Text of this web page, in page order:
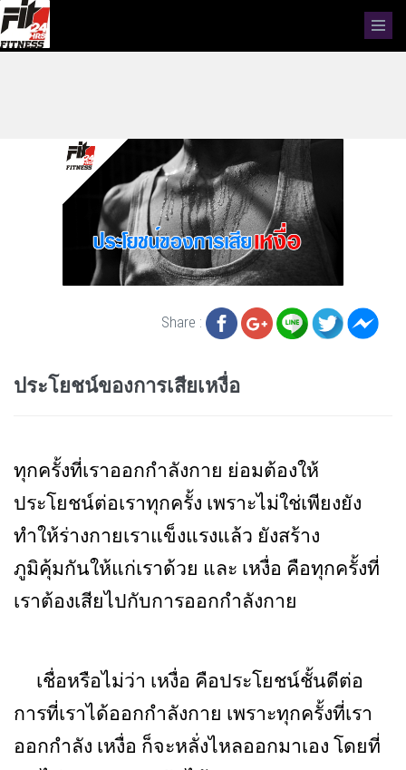
Share :
ประโยชน์ของการเสียเหงื่อ
ทุกครั้งที่เราออกกำลังกาย ย่อมต้องให้
ประโยชน์ต่อเราทุกครั้ง เพราะไม่ใช่เพียงยัง
ทำให้ร่างกายเราแข็งแรงแล้ว ยังสร้าง
ภูมิคุ้มกันให้แก่เราด้วย และ เหงื่อ คือทุกครั้งที่
เราต้องเสียไปกับการออกกำลังกาย
เชื่อหรือไม่ว่า เหงื่อ คือประโยชน์ชั้นดีต่อ
การที่เราได้ออกกำลังกาย เพราะทุกครั้งที่เรา
ออกกำลัง เหงื่อ ก็จะหลั่งไหลออกมาเอง โดยที่